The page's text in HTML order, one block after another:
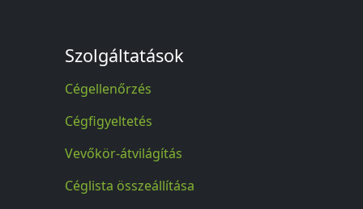
Szolgáltatások
Cégellenőrzés
Cégfigyeltetés
Vevőkör-átvilágítás
Céglista összeállítása